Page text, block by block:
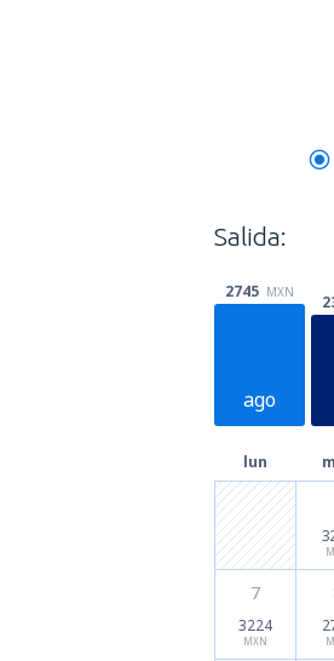
Salida:
ago
2745 MXN
lun
7
3224
MXN